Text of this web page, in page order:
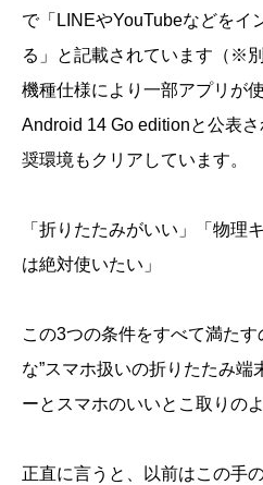
で「LINEやYouTubeなどをイ
る」と記載されています（※
機種仕様により一部アプリが
Android 14 Go editionと公表
奨環境もクリアしています。
「折りたたみがいい」「物理
は絶対使いたい」
この3つの条件をすべて満たす
な”スマホ扱いの折りたたみ端
ーとスマホのいいとこ取りの
正直に言うと、以前はこの手